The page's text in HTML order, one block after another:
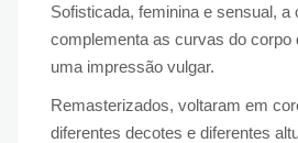
Sofisticada, feminina e sensual,
complementa as curvas do corpo
uma impressão vulgar.
Remasterizados, voltaram em
diferentes decotes e diferentes